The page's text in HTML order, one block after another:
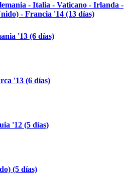
- Italia - Vaticano - Irlanda -
- Francia '14 (13 días)
'13 (6 días)
'13 (6 días)
'12 (5 días)
(5 días)